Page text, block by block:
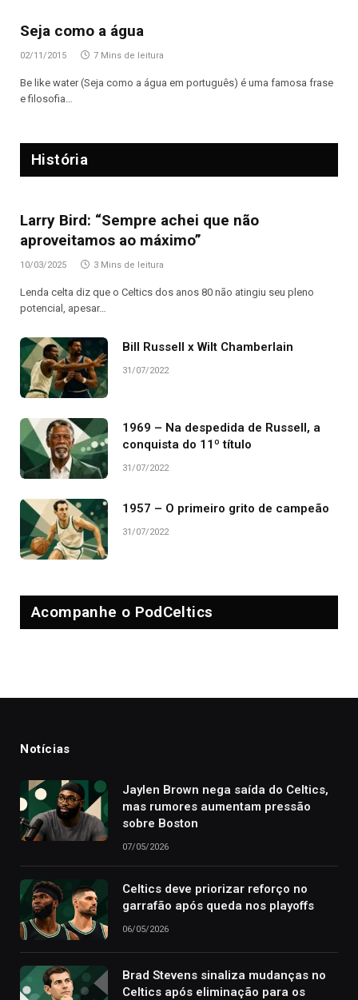
Seja como a água
02/11/2015 7 Mins de leitura
Be like water (Seja como a água em português) é uma famosa frase
e filosofia…
História
Larry Bird: “Sempre achei que não
aproveitamos ao máximo”
10/03/2025 3 Mins de leitura
Lenda celta diz que o Celtics dos anos 80 não atingiu seu pleno
potencial, apesar…
Bill Russell x Wilt Chamberlain
31/07/2022
1969 – Na despedida de Russell, a
conquista do 11º título
31/07/2022
1957 – O primeiro grito de campeão
31/07/2022
Acompanhe o PodCeltics
Notícias
Jaylen Brown nega saída do Celtics,
mas rumores aumentam pressão
sobre Boston
07/05/2026
Celtics deve priorizar reforço no
garrafão após queda nos playoffs
06/05/2026
Brad Stevens sinaliza mudanças no
Celtics após eliminação para os